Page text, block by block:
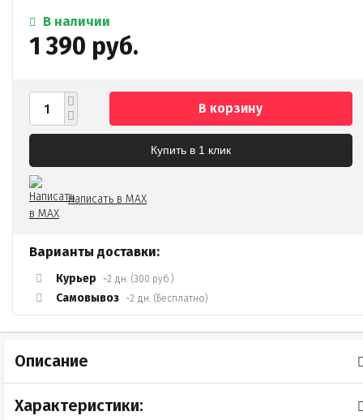
В наличии
1 390 руб.
В корзину
Купить в 1 клик
Написать в MAX
Варианты доставки:
Курьер ~2 дн. (300 руб.)
Самовывоз ~2 дн. (Бесплатно)
Описание
Характеристики: